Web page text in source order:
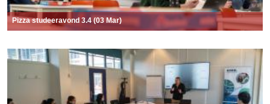
Pizza studeeravond 3.4 (03 Mar)